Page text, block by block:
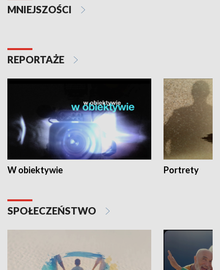
MNIEJSZOŚCI
REPORTAŻE
W obiektywie Portrety
SPOŁECZEŃSTWO